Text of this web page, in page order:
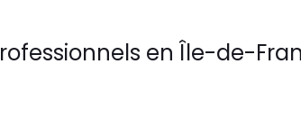
en Île-de-